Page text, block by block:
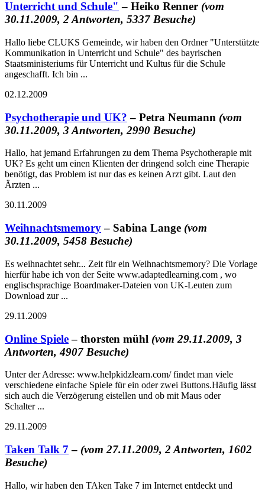
Unterricht und Schule" – Heiko Renner (vom
30.11.2009, 2 Antworten, 5337 Besuche)
Hallo liebe CLUKS Gemeinde, wir haben den Ordner "Unterstützte
Kommunikation in Unterricht und Schule" des bayrischen
Staatsministeriums für Unterricht und Kultus für die Schule
angeschafft. Ich bin ...
02.12.2009
Psychotherapie und UK? – Petra Neumann (vom
30.11.2009, 3 Antworten, 2990 Besuche)
Hallo, hat jemand Erfahrungen zu dem Thema Psychotherapie mit
UK? Es geht um einen Klienten der dringend solch eine Therapie
benötigt, das Problem ist nur das es keinen Arzt gibt. Laut den
Ärzten ...
30.11.2009
Weihnachtsmemory– Sabina Lange (vom
30.11.2009, 5458 Besuche)
Es weihnachtet sehr... Zeit für ein Weihnachtsmemory? Die Vorlage
hierfür habe ich von der Seite www.adaptedlearning.com , wo
englischsprachige Boardmaker-Dateien von UK-Leuten zum
Download zur ...
29.11.2009
Online Spiele– thorsten mühl (vom 29.11.2009, 3
Antworten, 4907 Besuche)
Unter der Adresse: www.helpkidzlearn.com/ findet man viele
verschiedene einfache Spiele für ein oder zwei Buttons.Häufig lässt
sich auch die Verzögerung eistellen und ob mit Maus oder
Schalter ...
29.11.2009
Taken Talk 7 – (vom 27.11.2009, 2 Antworten, 1602
Besuche)
Hallo, wir haben den TAken Take 7 im Internet entdeckt und